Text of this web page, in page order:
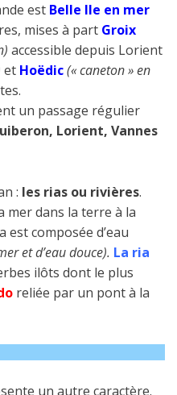
est Belle Ile en mer
mises à part Groix
accessible depuis Lorient
et Hoëdic(« caneton » en
un passage régulier
Lorient, Vannes
: les rias ou rivières.
mer dans la terre à la
est composée d’eau
et d’eau douce). La ria
ilôts dont le plus
reliée par un pont à la
un autre caractère.